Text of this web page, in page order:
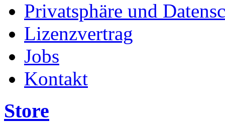
Privatsphäre und
Lizenzvertrag
Jobs
Kontakt
Store